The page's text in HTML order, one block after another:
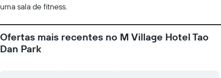
uma sala de fitness.
Ofertas mais recentes no M Village Hotel Tao
Dan Park